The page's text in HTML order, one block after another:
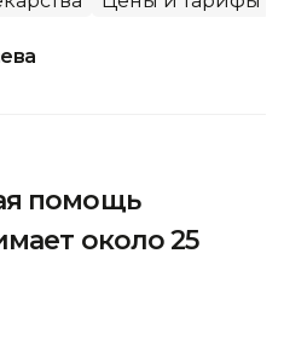
помощь
около 25